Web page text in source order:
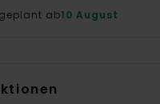
ab10 August